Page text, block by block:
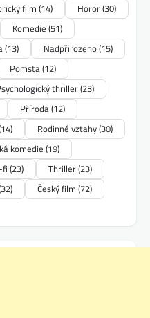
film (14) Horor(30)
Komedie (51)
(13) Nadpřirozeno(15)
Pomsta(12)
thriller(23)
Příroda(12)
Rodinné vztahy(30)
komedie (19)
fi (23) Thriller(23)
Český film (72)